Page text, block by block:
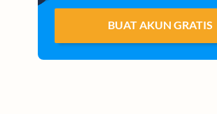
BUAT AKUN GRATIS